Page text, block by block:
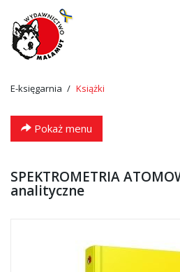
Przejdź
do menu
głównego
Przejdź
do
menu
stopce
E-księgarnia Książki
Pokaż menu
SPEKTROMETRIA
analityczne